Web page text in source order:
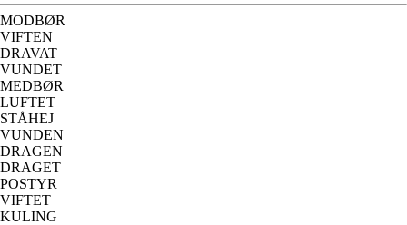
MODBØR
VIFTEN
DRAVAT
VUNDET
MEDBØR
LUFTET
STÅHEJ
VUNDEN
DRAGEN
DRAGET
POSTYR
VIFTET
KULING